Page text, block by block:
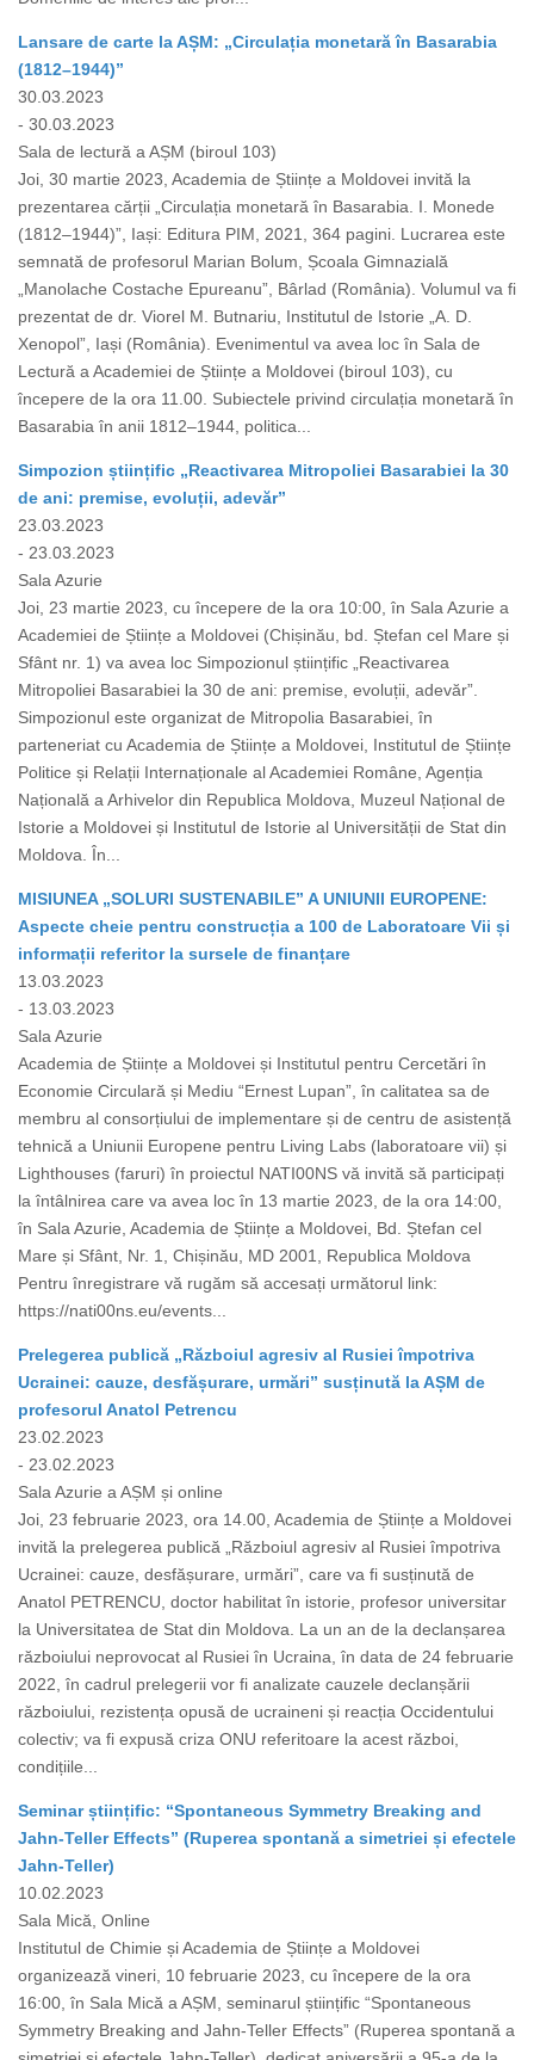
Lansare de carte la AȘM: „Circulația monetară în Basarabia
(1812–1944)”
30.03.2023
- 30.03.2023
Sala de lectură a AȘM (biroul 103)
Joi, 30 martie 2023, Academia de Științe a Moldovei invită la
prezentarea cărții „Circulația monetară în Basarabia. I. Monede
(1812–1944)”, Iași: Editura PIM, 2021, 364 pagini. Lucrarea este
semnată de profesorul Marian Bolum, Școala Gimnazială
„Manolache Costache Epureanu”, Bârlad (România). Volumul va fi
prezentat de dr. Viorel M. Butnariu, Institutul de Istorie „A. D.
Xenopol”, Iași (România). Evenimentul va avea loc în Sala de
Lectură a Academiei de Științe a Moldovei (biroul 103), cu
începere de la ora 11.00. Subiectele privind circulația monetară în
Basarabia în anii 1812–1944, politica...
Simpozion științific „Reactivarea Mitropoliei Basarabiei la 30
de ani: premise, evoluții, adevăr”
23.03.2023
- 23.03.2023
Sala Azurie
Joi, 23 martie 2023, cu începere de la ora 10:00, în Sala Azurie a
Academiei de Științe a Moldovei (Chișinău, bd. Ștefan cel Mare și
Sfânt nr. 1) va avea loc Simpozionul științific „Reactivarea
Mitropoliei Basarabiei la 30 de ani: premise, evoluții, adevăr”.
Simpozionul este organizat de Mitropolia Basarabiei, în
parteneriat cu Academia de Științe a Moldovei, Institutul de Științe
Politice și Relații Internaționale al Academiei Române, Agenția
Națională a Arhivelor din Republica Moldova, Muzeul Național de
Istorie a Moldovei și Institutul de Istorie al Universității de Stat din
Moldova. În...
MISIUNEA „SOLURI SUSTENABILE” A UNIUNII EUROPENE:
Aspecte cheie pentru construcția a 100 de Laboratoare Vii și
informații referitor la sursele de finanțare
13.03.2023
- 13.03.2023
Sala Azurie
Academia de Științe a Moldovei și Institutul pentru Cercetări în
Economie Circulară și Mediu “Ernest Lupan”, în calitatea sa de
membru al consorțiului de implementare și de centru de asistență
tehnică a Uniunii Europene pentru Living Labs (laboratoare vii) și
Lighthouses (faruri) în proiectul NATI00NS vă invită să participați
la întâlnirea care va avea loc în 13 martie 2023, de la ora 14:00,
în Sala Azurie, Academia de Științe a Moldovei, Bd. Ștefan cel
Mare și Sfânt, Nr. 1, Chișinău, MD 2001, Republica Moldova
Pentru înregistrare vă rugăm să accesați următorul link:
https://nati00ns.eu/events...
Prelegerea publică „Războiul agresiv al Rusiei împotriva
Ucrainei: cauze, desfășurare, urmări” susținută la AȘM de
profesorul Anatol Petrencu
23.02.2023
- 23.02.2023
Sala Azurie a AȘM și online
Joi, 23 februarie 2023, ora 14.00, Academia de Științe a Moldovei
invită la prelegerea publică „Războiul agresiv al Rusiei împotriva
Ucrainei: cauze, desfășurare, urmări”, care va fi susținută de
Anatol PETRENCU, doctor habilitat în istorie, profesor universitar
la Universitatea de Stat din Moldova. La un an de la declanșarea
războiului neprovocat al Rusiei în Ucraina, în data de 24 februarie
2022, în cadrul prelegerii vor fi analizate cauzele declanșării
războiului, rezistența opusă de ucraineni și reacția Occidentului
colectiv; va fi expusă criza ONU referitoare la acest război,
condițiile...
Seminar științific: “Spontaneous Symmetry Breaking and
Jahn-Teller Effects” (Ruperea spontană a simetriei și efectele
Jahn-Teller)
10.02.2023
Sala Mică, Online
Institutul de Chimie și Academia de Științe a Moldovei
organizează vineri, 10 februarie 2023, cu începere de la ora
16:00, în Sala Mică a AȘM, seminarul științific “Spontaneous
Symmetry Breaking and Jahn-Teller Effects” (Ruperea spontană a